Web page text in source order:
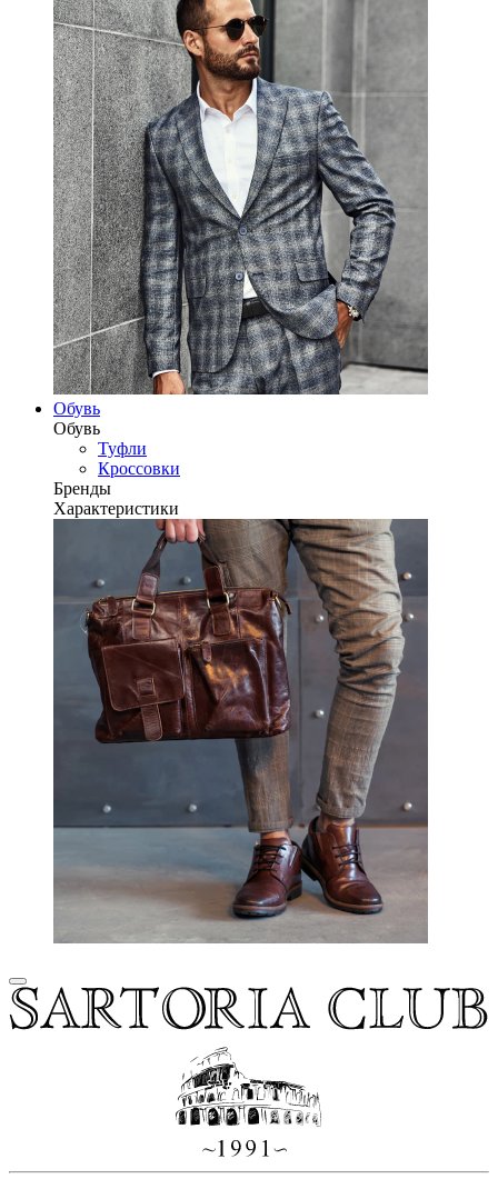
Обувь
Обувь
Туфли
Кроссовки
Бренды
Характеристики